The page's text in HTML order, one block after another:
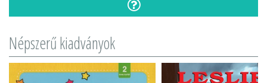
Népszerű kiadványok